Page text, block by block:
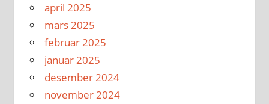
april 2025
mars 2025
februar 2025
januar 2025
desember 2024
november 2024